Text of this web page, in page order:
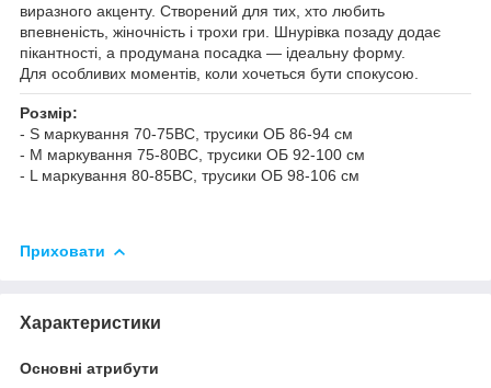
виразного акценту. Створений для тих, хто любить
впевненість, жіночність і трохи гри. Шнурівка позаду додає
пікантності, а продумана посадка — ідеальну форму.
Для особливих моментів, коли хочеться бути спокусою.
Розмір:
- S маркування 70-75ВС, трусики ОБ 86-94 см
- M маркування 75-80ВС, трусики ОБ 92-100 см
- L маркування 80-85BC, трусики ОБ 98-106 см
Приховати
Характеристики
Основні атрибути